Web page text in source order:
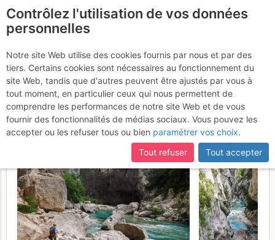
Verdon - L'Escalès :
L'empreinte des millenaires
Vendredi 26 mai 2017
Contrôlez l'utilisation de vos données
personnelles
Notre site Web utilise des cookies fournis par nous et par des
tiers. Certains cookies sont nécessaires au fonctionnement du
site Web, tandis que d'autres peuvent être ajustés par vous à
tout moment, en particulier ceux qui nous permettent de
comprendre les performances de notre site Web et de vous
fournir des fonctionnalités de médias sociaux. Vous pouvez les
accepter ou les refuser tous ou bien paramétrer vos choix.
Tout refuser
Tout accepter